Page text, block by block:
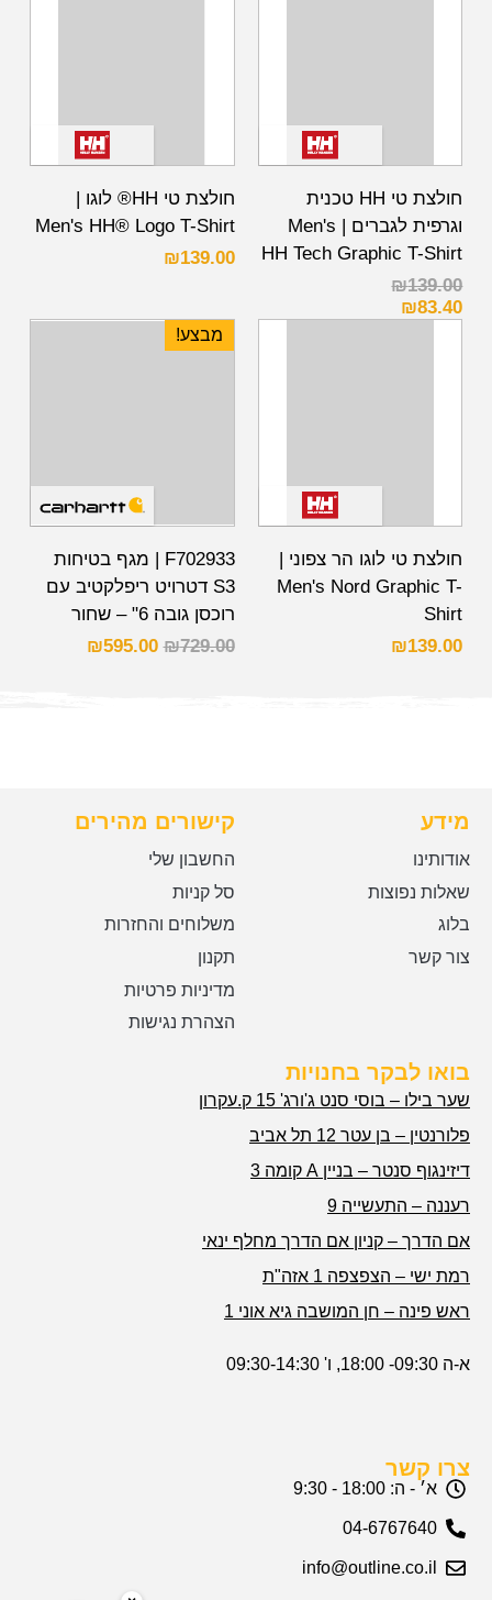
חולצת טי HH טכנית
וגרפית לגברים | Men's
HH Tech Graphic T-Shirt
₪139.00
₪83.40
חולצת טי HH® לוגו |
Men's HH® Logo T-Shirt
₪139.00
חולצת טי לוגו הר צפוני |
Men's Nord Graphic T-
Shirt
₪139.00
מבצע!
F702933 | מגף בטיחות
S3 דטרויט ריפלקטיב עם
רוכסן גובה 6" – שחור
₪729.00
₪595.00
מידע
אודותינו
שאלות נפוצות
בלוג
צור קשר
קישורים מהירים
החשבון שלי
סל קניות
משלוחים והחזרות
תקנון
מדיניות פרטיות
הצהרת נגישות
בואו לבקר בחנויות
שער בילו – בוסי סנט ג'ורג' 15 ק.עקרון
פלורנטין – בן עטר 12 תל אביב
דיזינגוף סנטר – בניין A קומה 3
רעננה – התעשייה 9
אם הדרך – קניון אם הדרך מחלף ינאי
רמת ישי – הצפצפה 1 אזה"ת
ראש פינה – חן המושבה גיא אוני 1
א-ה 09:30- 18:00, ו' 09:30-14:30
צרו קשר
א׳ - ה: 18:00 - 9:30
04-6767640
info@outline.co.il